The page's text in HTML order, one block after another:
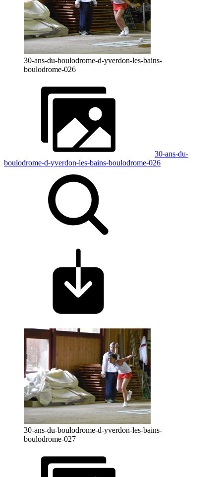
30-ans-du-boulodrome-d-yverdon-les-bains-
boulodrome-026
30-ans-du-
boulodrome-d-yverdon-les-bains-boulodrome-026
30-ans-du-boulodrome-d-yverdon-les-bains-
boulodrome-027